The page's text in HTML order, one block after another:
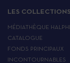
LES COLLECTIONS
MÉDIATHÈQUE
CATALOGUE
FONDS PRINCIPAUX
INCONTOURNABLES